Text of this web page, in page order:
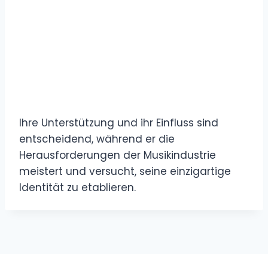
Ihre Unterstützung und ihr Einfluss sind
entscheidend, während er die
Herausforderungen der Musikindustrie
meistert und versucht, seine einzigartige
Identität zu etablieren.